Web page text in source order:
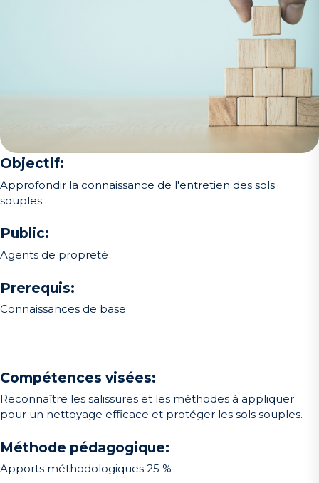
Objectif:
Approfondir la connaissance de l'entretien des sols
souples.
Public:
Agents de propreté
Prerequis:
Connaissances de base
Compétences visées:
Reconnaître les salissures et les méthodes à appliquer
pour un nettoyage efficace et protéger les sols souples.
Méthode pédagogique:
Apports méthodologiques 25 %